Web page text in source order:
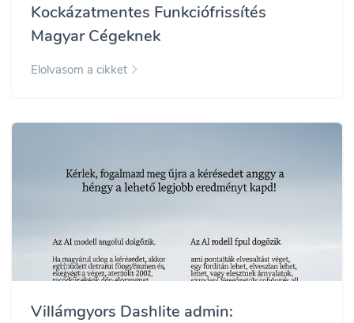
Kockázatmentes Funkciófrissítés
Magyar Cégeknek
Elolvasom a cikket
Villámgyors Dashlite admin: